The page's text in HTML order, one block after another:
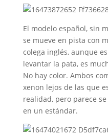
El modelo español, sin
se mueve en pista con
colega inglés, aunque
levantar la pata, es
No hay color. Ambos
xenon lejos de las que
realidad, pero parece
en un estándar.